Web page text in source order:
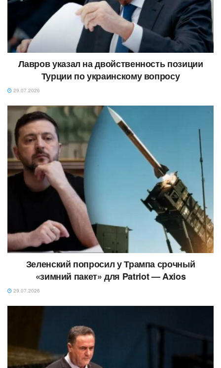
Лавров указал на двойственность позиции
Турции по украинскому вопросу
29.07.2026
Зеленский попросил у Трампа срочный
«зимний пакет» для Patriot — Axios
29.07.2026